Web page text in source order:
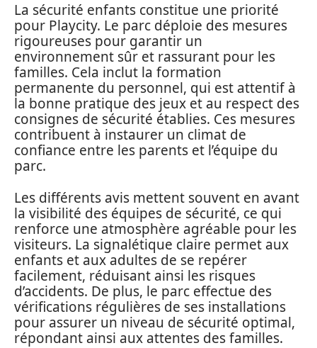
La sécurité enfants constitue une priorité
pour Playcity. Le parc déploie des mesures
rigoureuses pour garantir un
environnement sûr et rassurant pour les
familles. Cela inclut la formation
permanente du personnel, qui est attentif à
la bonne pratique des jeux et au respect des
consignes de sécurité établies. Ces mesures
contribuent à instaurer un climat de
confiance entre les parents et l’équipe du
parc.
Les différents avis mettent souvent en avant
la visibilité des équipes de sécurité, ce qui
renforce une atmosphère agréable pour les
visiteurs. La signalétique claire permet aux
enfants et aux adultes de se repérer
facilement, réduisant ainsi les risques
d’accidents. De plus, le parc effectue des
vérifications régulières de ses installations
pour assurer un niveau de sécurité optimal,
répondant ainsi aux attentes des familles.